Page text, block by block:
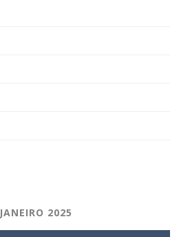
JANEIRO 2025